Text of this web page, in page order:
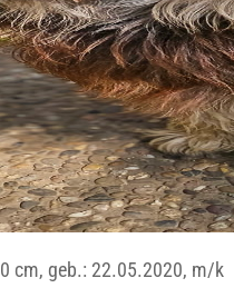
cm, geb.: 22.05.2020, m/k